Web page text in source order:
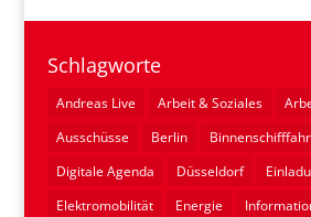
Schlagworte
Andreas Live Arbeit & Soziales
Ausschüsse
Berlin
Digitale Agenda
Düsseldorf
Elektromobilität
Energie